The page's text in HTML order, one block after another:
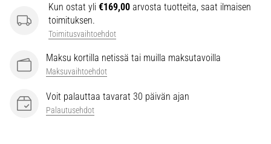
kyseessä
tai
ammattilainen.
Kun ostat yli €169,00 arvosta tuotteita, saat ilmaisen
toimituksen.
Toimitusvaihtoehdot
Maksu kortilla netissä tai muilla maksutavoilla
Maksuvaihtoehdot
Voit palauttaa tavarat 30 päivän ajan
Palautusehdot